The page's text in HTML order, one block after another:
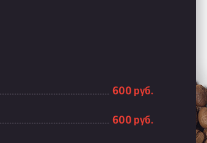
600 руб.
600 руб.